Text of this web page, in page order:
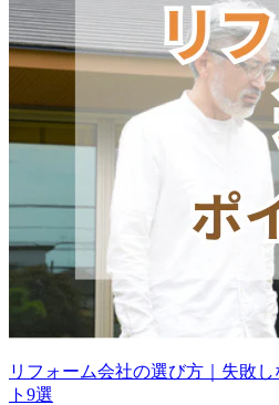
リフォーム会社の選び方｜失敗
ト9選